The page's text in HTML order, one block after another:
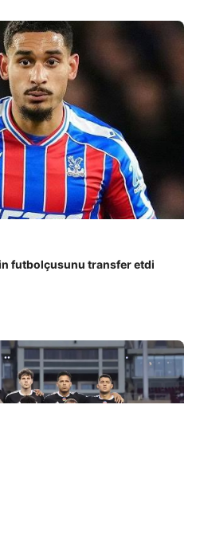
futbolçusunu transfer etdi